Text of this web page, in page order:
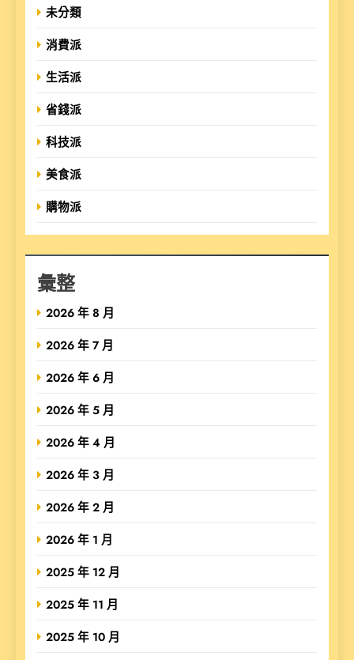
未分類
消費派
生活派
省錢派
科技派
美食派
購物派
彙整
2026 年 8 月
2026 年 7 月
2026 年 6 月
2026 年 5 月
2026 年 4 月
2026 年 3 月
2026 年 2 月
2026 年 1 月
2025 年 12 月
2025 年 11 月
2025 年 10 月